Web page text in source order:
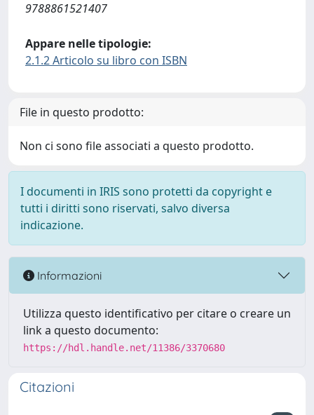
9788861521407
Appare nelle tipologie:
2.1.2 Articolo su libro con ISBN
File in questo prodotto:
Non ci sono file associati a questo prodotto.
I documenti in IRIS sono protetti da copyright e
tutti i diritti sono riservati, salvo diversa
indicazione.
Informazioni
Utilizza questo identificativo per citare o creare un
link a questo documento:
https://hdl.handle.net/11386/3370680
Citazioni